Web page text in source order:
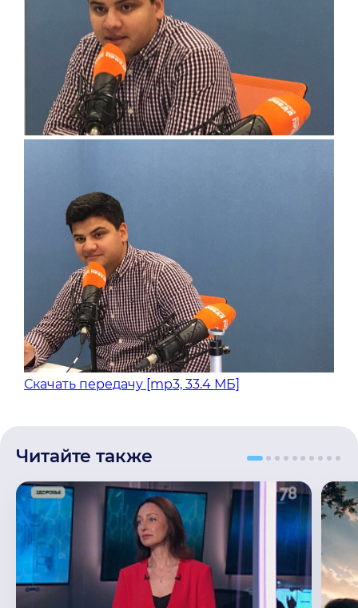
Скачать передачу [mp3, 33.4 МБ]
Читайте также